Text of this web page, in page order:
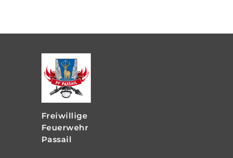
Freiwillige
Feuerwehr
Passail